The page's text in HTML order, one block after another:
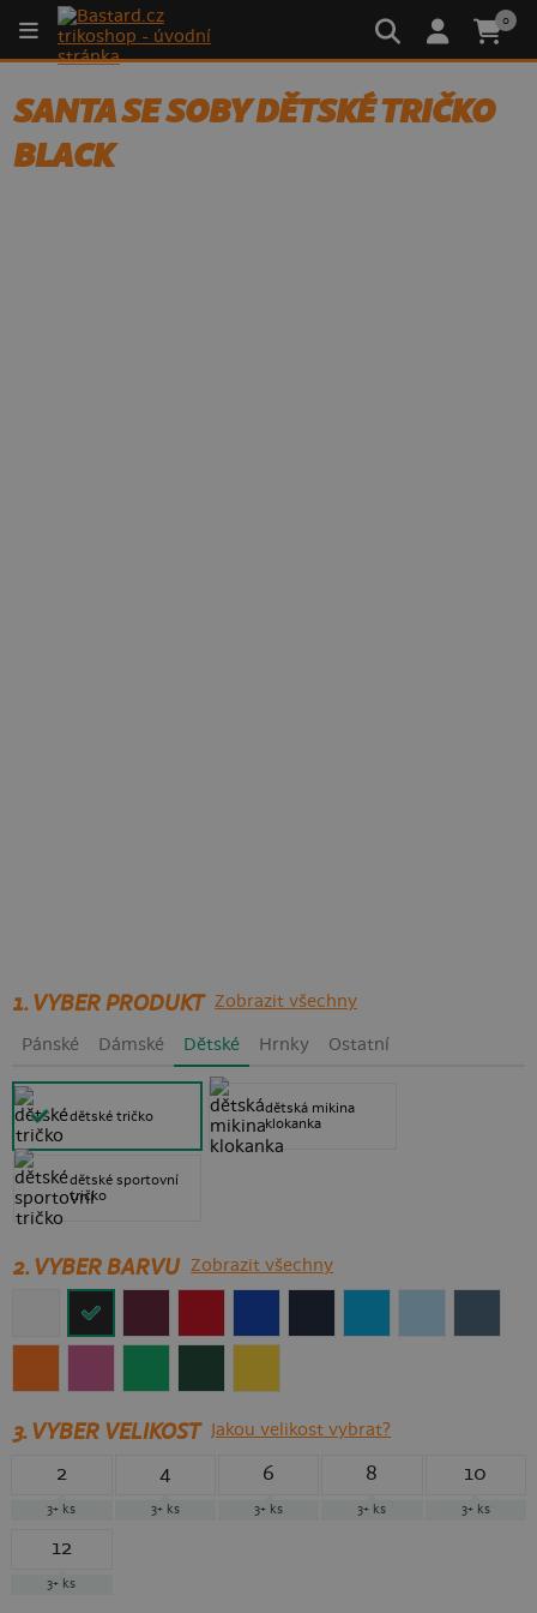
0
SANTA SE SOBY DĚTSKÉ TRIČKO
BLACK
1. VYBER PRODUKT Zobrazit všechny
Pánské Dámské Dětské Hrnky Ostatní
dětské tričko
dětské sportovní
tričko
dětská mikina
klokanka
2. VYBER BARVU Zobrazit všechny
3.VYBER VELIKOST Jakou velikost vybrat?
2
3+ ks
4
3+ ks
6
3+ ks
8
3+ ks
10
3+ ks
12
3+ ks